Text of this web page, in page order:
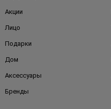
Акции
Лицо
Подарки
Дом
Аксессуары
Бренды